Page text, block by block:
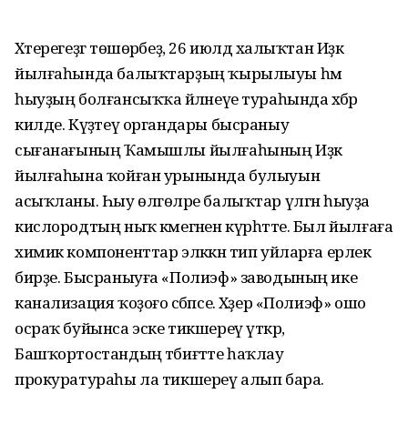
Хәтерегеҙгә төшөрәбеҙ, 26 июлдә халыҡтан Иҙәк
йылғаһында балыҡтарҙың ҡырылыуы һәм
һыуҙың болғансыҡҡа әйләнеүе тураһында хәбәр
килде. Күҙәтеү органдары бысраныу
сығанағының Ҡамышлы йылғаһының Иҙәк
йылғаһына ҡойған урынында булыуын
асыҡланы. Һыу өлгөләре балыҡтар үлгән һыуҙа
кислородтың ныҡ кәмегәнен күрһәтте. Был йылғаға
химик компоненттар эләккән тип уйларға ерлек
бирҙе. Бысраныуға «Полиэф» заводының ике
канализация ҡоҙоғо сәбәпсе. Хәҙер «Полиэф» ошо
осраҡ буйынса эске тикшереү үткәрә,
Башҡортостандың тәбиғәтте һаҡлау
прокуратураһы ла тикшереү алып бара.